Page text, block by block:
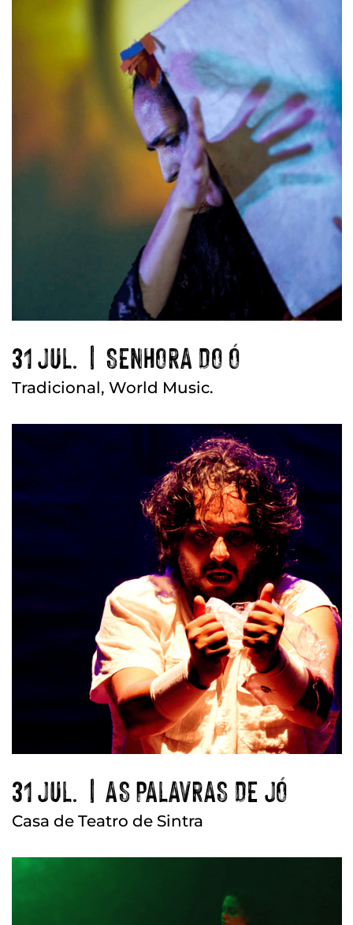
31 JUL. | SENHORA DO Ó
Tradicional, World Music.
31 JUL. | AS PALAVRAS DE JÓ
Casa de Teatro de Sintra